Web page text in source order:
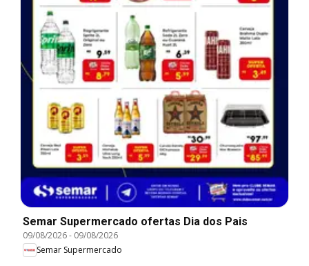
Semar Supermercado ofertas Dia dos Pais
09/08/2026- 09/08/2026
Semar Supermercado